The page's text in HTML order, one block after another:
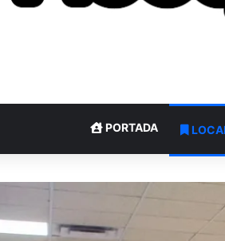
PORTADA